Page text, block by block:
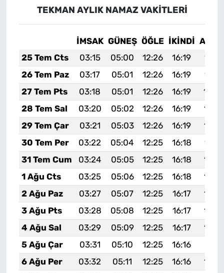
TEKMAN AYLIK NAMAZ VAKITLERI
İMSAK GÜNEŞ ÖĞLE İKINDI
25 Tem Cts
03:15 05:00 12:26 16:19
19:41
26 Tem Paz
03:17 05:01 12:26 16:19
19:41
27 Tem Pts
03:18 05:01 12:26 16:19
28 Tem Sal
03:20 05:02 12:26 16:19
29 Tem Çar
03:21 05:03 12:26 16:19
30 Tem Per
03:22 05:04 12:25 16:18
19:37
31 Tem Cum
03:24 05:05 12:25 16:18
1 Ağu Cts
03:25 05:06 12:25 16:18
2 Ağu Paz
03:27 05:07 12:25 16:17
3 Ağu Pts
03:28 05:08 12:25 16:17
4 Ağu Sal
03:29 05:09 12:25 16:17
5 Ağu Çar
03:31 05:10 12:25 16:16
6 Ağu Per
03:32 05:11 12:25 16:16